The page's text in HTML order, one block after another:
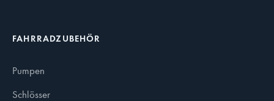
FAHRRADZUBEHÖR
Pumpen
Schlösser